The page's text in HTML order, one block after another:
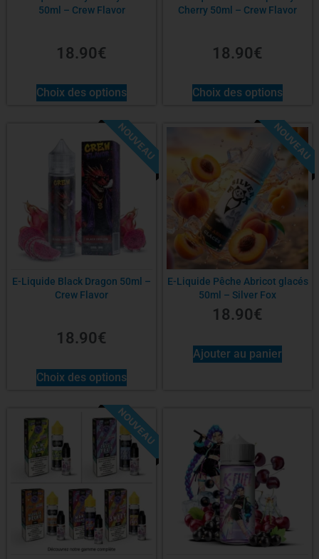
50ml – Crew Flavor
18.90€
Choix des options
Cherry 50ml – Crew Flavor
18.90€
Choix des options
NOUVEAU
E-Liquide Black Dragon 50ml –
Crew Flavor
18.90€
Choix des options
NOUVEAU
E-Liquide Pêche Abricot glacés
50ml – Silver Fox
18.90€
Ajouter au panier
-40%
NOUVEAU